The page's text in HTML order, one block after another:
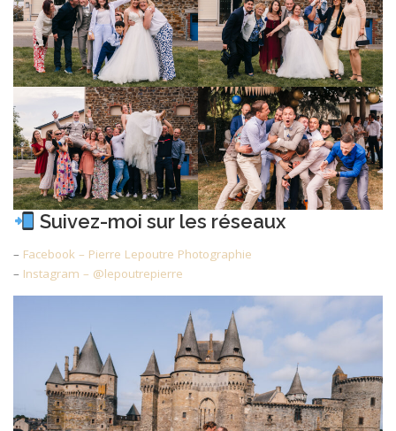
Suivez-moi sur les réseaux
– Facebook – Pierre Lepoutre Photographie
– Instagram – @lepoutrepierre